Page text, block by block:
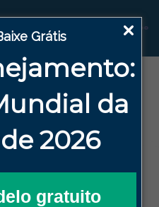
Grátis
da
2026
gratuito
EFICAZ
DA QUALIDADE
ESSENCIAIS DE